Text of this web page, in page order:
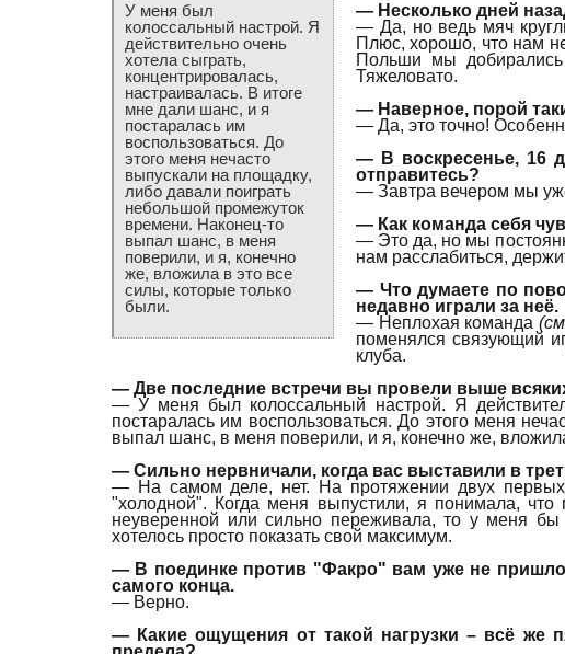
У меня был
колоссальный настрой. Я
действительно очень
хотела сыграть,
концентрировалась,
настраивалась. В итоге
мне дали шанс, и я
постаралась им
воспользоваться. До
этого меня нечасто
выпускали на площадку,
либо давали поиграть
небольшой промежуток
времени. Наконец-то
выпал шанс, в меня
поверили, и я, конечно
же, вложила в это все
силы, которые только
были.
— Несколько дней
— Да, но ведь мяч
Плюс, хорошо, что нам
Польши мы
Тяжеловато.
— Наверное, порой
— Да, это точно!
— В воскресенье, 16
отправитесь?
— Завтра вечером мы
— Как команда себя
— Это да, но мы
нам расслабиться,
— Что думаете по
недавно играли за неё.
— Неплохая команда
поменялся связующий
клуба.
— Две последние встречи вы провели выше
— У меня был колоссальный настрой. Я
постаралась им воспользоваться. До этого меня
выпал шанс, в меня поверили, и я, конечно же,
— Сильно нервничали, когда вас выставили в
— На самом деле, нет. На протяжении двух
"холодной". Когда меня выпустили, я понимала,
неуверенной или сильно переживала, то у меня
хотелось просто показать свой максимум.
— В поединке против "Факро" вам уже не
самого конца.
— Верно.
— Какие ощущения от такой нагрузки – всё же